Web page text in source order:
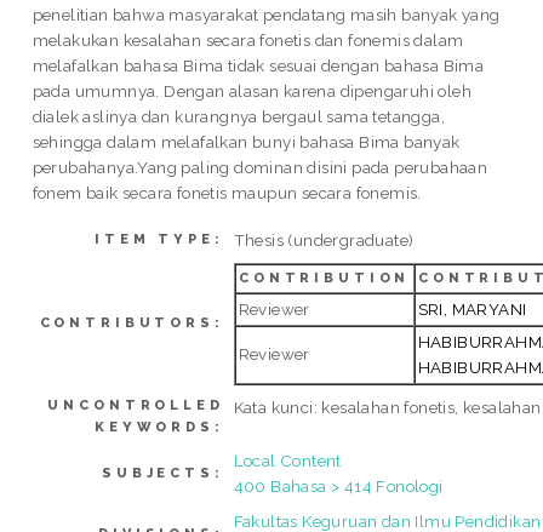
penelitian bahwa masyarakat pendatang masih banyak yang
melakukan kesalahan secara fonetis dan fonemis dalam
melafalkan bahasa Bima tidak sesuai dengan bahasa Bima
pada umumnya. Dengan alasan karena dipengaruhi oleh
dialek aslinya dan kurangnya bergaul sama tetangga,
sehingga dalam melafalkan bunyi bahasa Bima banyak
perubahanya.Yang paling dominan disini pada perubahaan
fonem baik secara fonetis maupun secara fonemis.
ITEM TYPE: Thesis (undergraduate)
CONTRIBUTORS:
CONTRIBUTION
Reviewer SRI, MARYANI
Reviewer
UNCONTROLLED
KEYWORDS:
Kata kunci: kesalahan fonetis,
SUBJECTS:
Local Content
400 Bahasa > 414 Fonologi
Fakultas Keguruan dan Ilmu